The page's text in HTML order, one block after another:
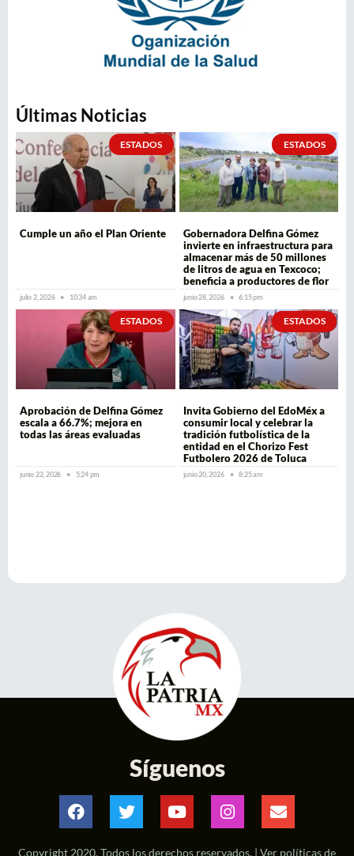
Últimas Noticias
ESTADOS
Cumple un año el Plan Oriente
julio 2, 2026 10:34 am
ESTADOS
Gobernadora Delfina Gómez
invierte en infraestructura para
almacenar más de 50 millones
de litros de agua en Texcoco;
beneficia a productores de flor
junio 28, 2026 6:15 pm
ESTADOS
Aprobación de Delfina Gómez
escala a 66.7%; mejora en
todas las áreas evaluadas
junio 22, 2026 5:24 pm
ESTADOS
Invita Gobierno del EdoMéx a
consumir local y celebrar la
tradición futbolística de la
entidad en el Chorizo Fest
Futbolero 2026 de Toluca
junio 20, 2026 8:25 am
Síguenos
Copyright 2020. Todos los derechos reservados. | Ver políticas de